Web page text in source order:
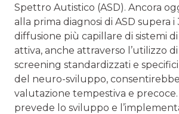
Spettro Autistico (ASD). Ancora
alla prima diagnosi di ASD supera i
diffusione più capillare di sistemi
attiva, anche attraverso l’utilizzo
screening standardizzati e
del neuro-sviluppo,
valutazione tempestiva e
prevede lo sviluppo e